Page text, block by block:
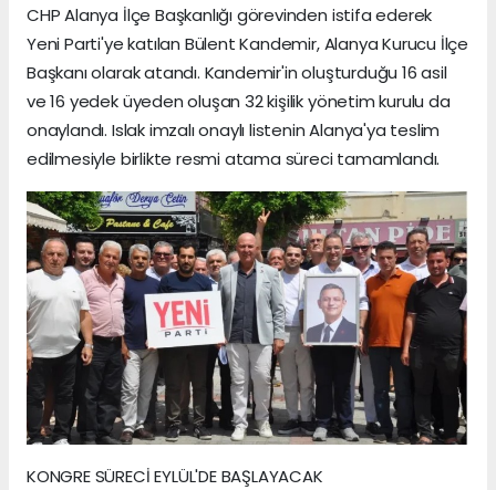
CHP Alanya İlçe Başkanlığı görevinden istifa ederek
Yeni Parti'ye katılan Bülent Kandemir, Alanya Kurucu İlçe
Başkanı olarak atandı. Kandemir'in oluşturduğu 16 asil
ve 16 yedek üyeden oluşan 32 kişilik yönetim kurulu da
onaylandı. Islak imzalı onaylı listenin Alanya'ya teslim
edilmesiyle birlikte resmi atama süreci tamamlandı.
KONGRE SÜRECİ EYLÜL'DE BAŞLAYACAK